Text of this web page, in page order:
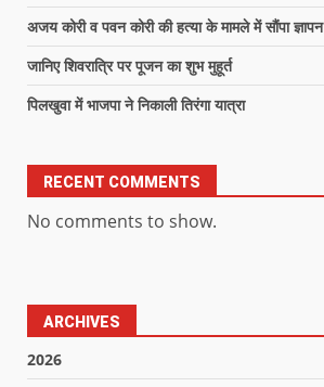
अजय कोरी व पवन कोरी की हत्या के मामले में सौंपा ज्ञापन
जानिए शिवरात्रि पर पूजन का शुभ मुहूर्त
पिलखुवा में भाजपा ने निकाली तिरंगा यात्रा
RECENT COMMENTS
No comments to show.
ARCHIVES
2026